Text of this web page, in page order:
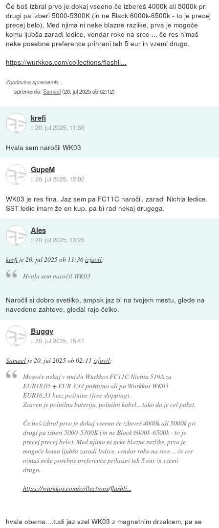
Če boš izbral prvo je dokaj vseeno če izbereš 4000k ali 5000k pri
drugi pa izberi 5000-5300K (in ne Black 6000k-6500k - to je precej
precej belo). Med njima ni neke blazne razlike, prva je mogoče
komu ljubša zaradi ledice, vendar roko na srce ... če res nimaš
neke posebne preference prihrani teh 5 eur in vzemi drugo.
https://wurkkos.com/collections/flashli...
Zgodovina sprememb…
spremenilo:Samael(20. jul 2025 ob 02:12)
krefi
::20. jul 2025, 11:36
Hvala sem naročil WK03
GupeM
::20. jul 2025, 12:02
WK03 je res fina. Jaz sem pa FC11C naročil, zaradi Nichia ledice.
SST ledic imam že en kup, pa bi rad nekaj drugega.
Ales
::20. jul 2025, 13:26
krefi je20. jul 2025 ob 11:36izjavil:
Hvala sem naročil WK03
Naročil si dobro svetilko, ampak jaz bi na tvojem mestu, glede na
navedene zahteve, gledal raje čelko.
Buggy
::20. jul 2025, 15:41
Samael je 20. jul 2025 ob 02:11 izjavil:
Mogoče nekaj v smislu Wurkkos FC11C Nichia 519A za
EUR18,05 + EUR 3,44 poštnina ali pa Wurkkos WK03
EUR16,33 brez poštnine (free shipping).
Zraven je polnilna baterija, polnilni kabel... tako da je cel paket.
Če boš izbral prvo je dokaj vseeno če izbereš 4000k ali 5000k pri
drugi pa izberi 5000-5300K (in ne Black 6000k-6500k - to je
precej precej belo). Med njima ni neke blazne razlike, prva je
mogoče komu ljubša zaradi ledice, vendar roko na srce ... če res
nimaš neke posebne preference prihrani teh 5 eur in vzemi
drugo.
https://wurkkos.com/collections/flashli...
hvala obema....tudi jaz vzel WK03 z magnetnim drzalcem, pa se